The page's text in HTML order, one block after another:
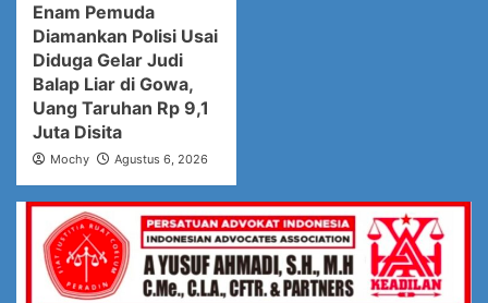
Enam Pemuda
Diamankan Polisi Usai
Diduga Gelar Judi
Balap Liar di Gowa,
Uang Taruhan Rp 9,1
Juta Disita
Mochy Agustus 6, 2026